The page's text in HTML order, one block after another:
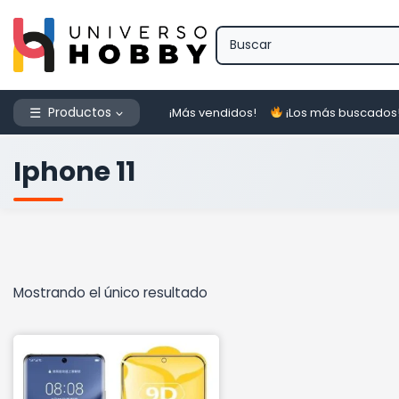
contenido
Productos ¡Más vendidos! ¡Los más buscados!
Iphone 11
Mostrando el único resultado